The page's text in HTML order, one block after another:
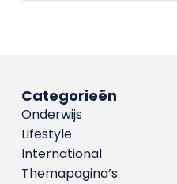
Categorieën
Onderwijs
Lifestyle
International
Themapagina’s